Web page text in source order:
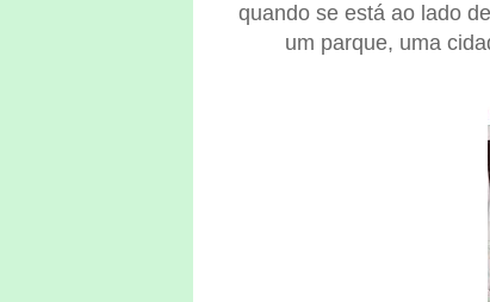
quando se está ao lado
um parque, uma